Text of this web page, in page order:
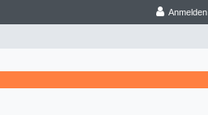
Anmelden